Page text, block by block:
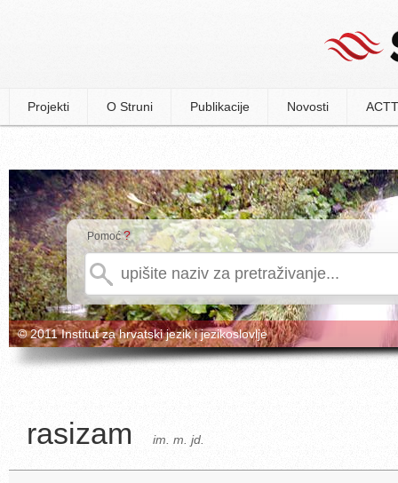
Projekti O Struni Publikacije Novosti
Pomoć?
© 2011 Institut za hrvatski jezik i jezikoslovlje
rasizam im. m. jd.